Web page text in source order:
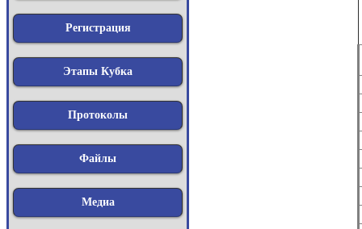
Регистрация
Этапы Кубка
Протоколы
Файлы
Медиа